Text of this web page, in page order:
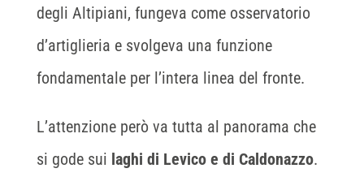
degli Altipiani, fungeva come osservatorio
d’artiglieria e svolgeva una funzione
fondamentale per l’intera linea del fronte.
L’attenzione però va tutta al panorama che
si gode sui laghi di Levico e di Caldonazzo.